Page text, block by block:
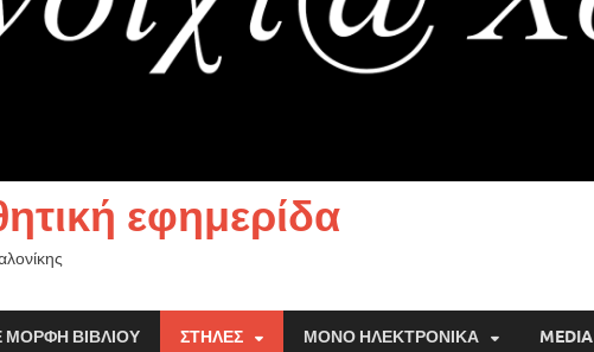
εφημερίδα
ΜΟΡΦΉ ΒΙΒΛΊΟΥ ΣΤΉΛΕΣ ΜΌΝΟ ΗΛΕΚΤΡΟΝΙΚΆ MEDIA